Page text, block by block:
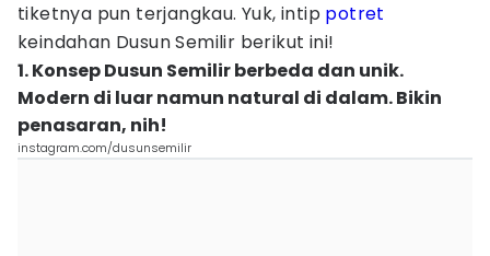
tiketnya pun terjangkau. Yuk, intip potret
keindahan Dusun Semilir berikut ini!
1. Konsep Dusun Semilir berbeda dan unik.
Modern di luar namun natural di dalam. Bikin
penasaran, nih!
instagram.com/dusunsemilir